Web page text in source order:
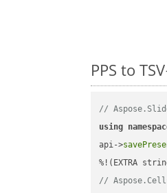
PPS to
//
using
api->
// Aspose.Cells